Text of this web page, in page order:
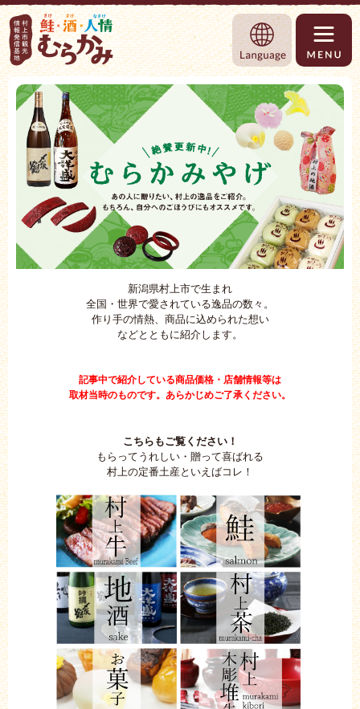
村上市観光情報総合サイト 村上市観光
Language
新潟県村上市で生まれ
全国・世界で愛されている逸品の数々。
作り手の情熱、商品に込められた想い
などとともに紹介します。
記事中で紹介している商品価格・店舗情報等は
取材当時のものです。あらかじめご了承ください。
こちらもご覧ください！
もらってうれしい・贈って喜ばれる
村上の定番土産といえばコレ！